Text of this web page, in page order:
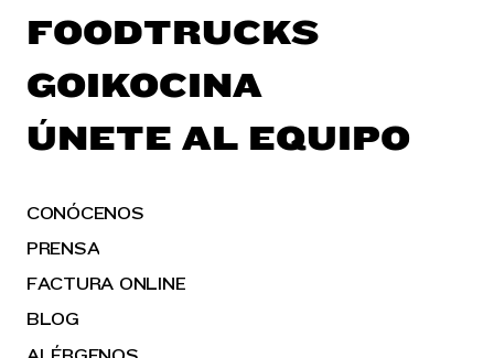
FOODTRUCKS
GOIKOCINA
ÚNETE AL EQUIPO
CONÓCENOS
PRENSA
FACTURA ONLINE
BLOG